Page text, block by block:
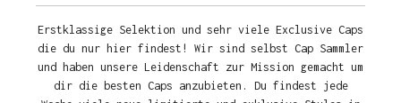
Erstklassige Selektion und sehr viele Exclusive Caps
die du nur hier findest! Wir sind selbst Cap Sammler
und haben unsere Leidenschaft zur Mission gemacht um
dir die besten Caps anzubieten. Du findest jede